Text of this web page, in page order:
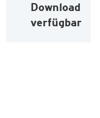
Download
verfügbar